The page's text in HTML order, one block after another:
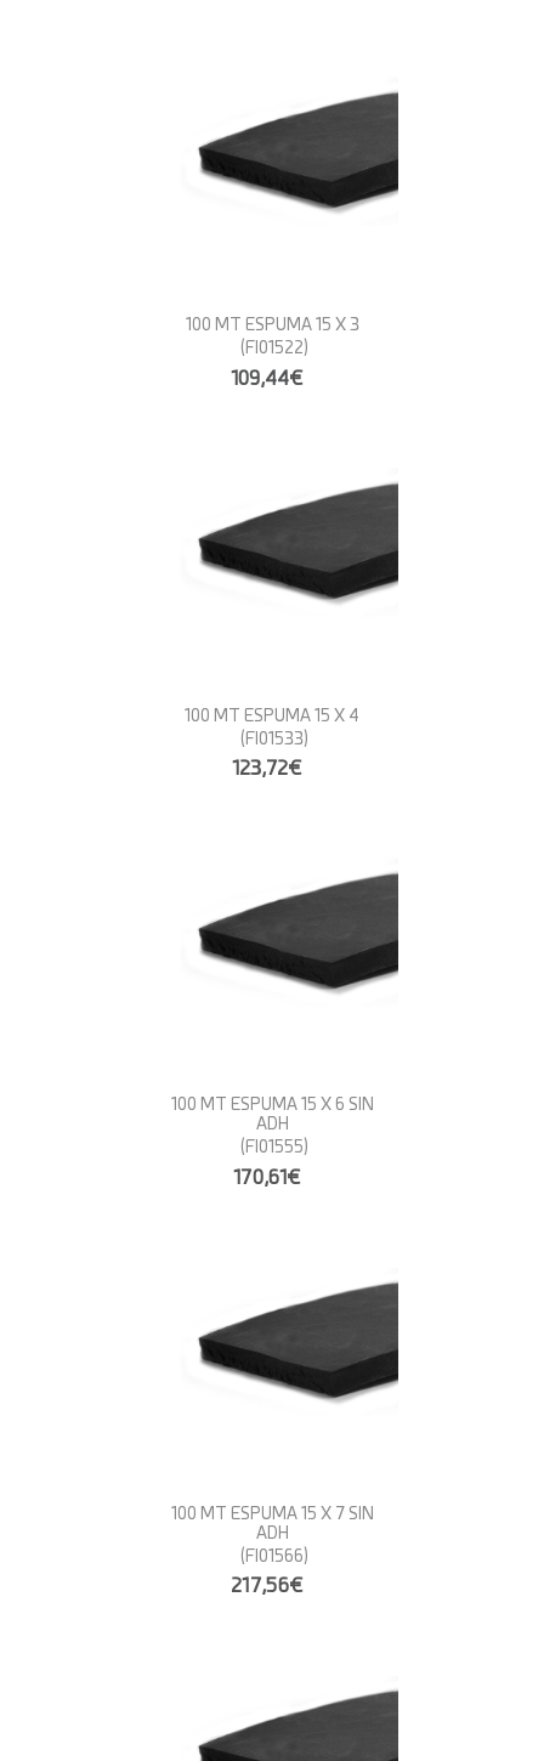
100 MT ESPUMA 15 X 3
(FI01522)
109,44€
100 MT ESPUMA 15 X 4
(FI01533)
123,72€
100 MT ESPUMA 15 X 6 SIN
ADH
(FI01555)
170,61€
100 MT ESPUMA 15 X 7 SIN
ADH
(FI01566)
217,56€